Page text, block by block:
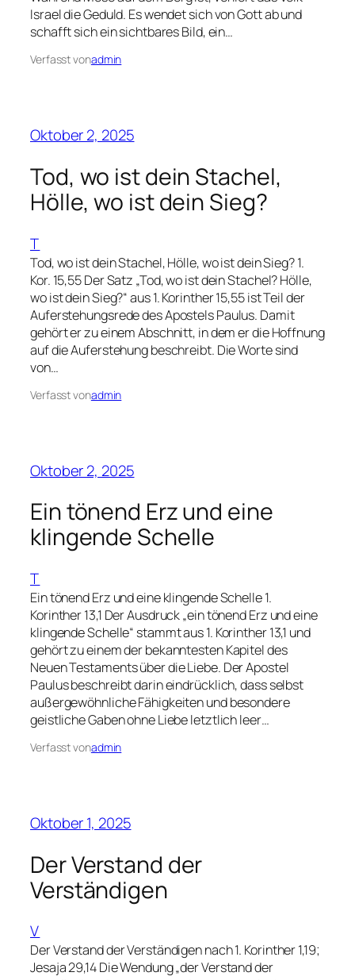
Israel die Geduld. Es wendet sich von Gott ab und
schafft sich ein sichtbares Bild, ein…
Verfasst vonadmin
Oktober 2, 2025
Tod, wo ist dein Stachel,
Hölle, wo ist dein Sieg?
T
Tod, wo ist dein Stachel, Hölle, wo ist dein Sieg? 1.
Kor. 15,55 Der Satz „Tod, wo ist dein Stachel? Hölle,
wo ist dein Sieg?“ aus 1. Korinther 15,55 ist Teil der
Auferstehungsrede des Apostels Paulus. Damit
gehört er zu einem Abschnitt, in dem er die Hoffnung
auf die Auferstehung beschreibt. Die Worte sind
von…
Verfasst vonadmin
Oktober 2, 2025
Ein tönend Erz und eine
klingende Schelle
T
Ein tönend Erz und eine klingende Schelle 1.
Korinther 13,1 Der Ausdruck „ein tönend Erz und eine
klingende Schelle“ stammt aus 1. Korinther 13,1 und
gehört zu einem der bekanntesten Kapitel des
Neuen Testaments über die Liebe. Der Apostel
Paulus beschreibt darin eindrücklich, dass selbst
außergewöhnliche Fähigkeiten und besondere
geistliche Gaben ohne Liebe letztlich leer…
Verfasst vonadmin
Oktober 1, 2025
Der Verstand der
Verständigen
V
Der Verstand der Verständigen nach 1. Korinther 1,19;
Jesaja 29,14 Die Wendung „der Verstand der